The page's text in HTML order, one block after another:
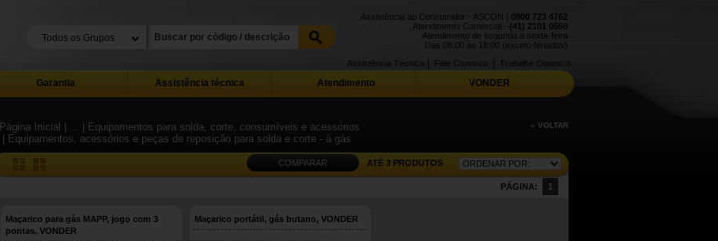
Assistência ao Consumidor - ASCON | 0800 723 4762
Atendimento Comercial - (41) 2101 0550
Atendimento de segunda a sexta-feira
Das 08:00 às 18:00 (exceto feriados)
Trabalhe Conosco
Fale Conosco
Assistência Técnica
Garantia Assistência técnica Atendimento VONDER
Página Inicial | ...
| Equipamentos para solda, corte, consumíveis e acessórios
| Equipamentos, acessórios e peças de reposição para solda e corte - à gás
« VOLTAR
COMPARAR ATÉ 3 PRODUTOS
PÁGINA: 1
Maçarico para gás MAPP, jogo com 3
pontas, VONDER
Maçarico portátil, gás butano, VONDER